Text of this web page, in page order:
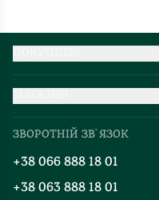
Про нас
Добірки
Блог
Події
Партнерство
ЗВОРОТНІЙ ЗВ`ЯЗОК
+38 066 888 18 01
+38 063 888 18 01